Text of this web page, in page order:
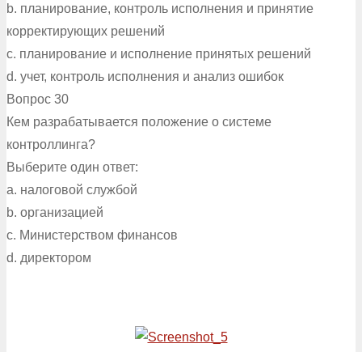
b. планирование, контроль исполнения и принятие
корректирующих решений
c. планирование и исполнение принятых решений
d. учет, контроль исполнения и анализ ошибок
Вопрос 30
Кем разрабатывается положение о системе
контроллинга?
Выберите один ответ:
a. налоговой службой
b. организацией
c. Министерством финансов
d. директором